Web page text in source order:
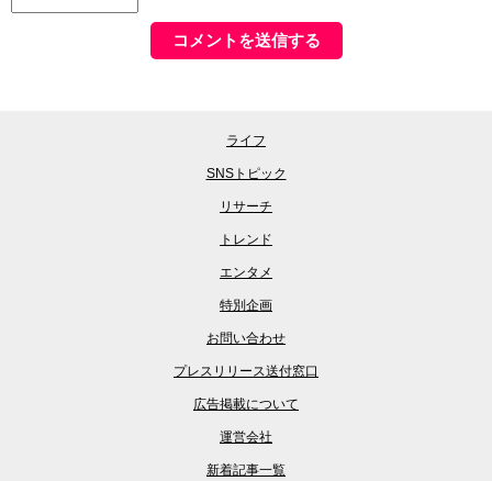
ライフ
SNSトピック
リサーチ
トレンド
エンタメ
特別企画
お問い合わせ
プレスリリース送付窓口
広告掲載について
運営会社
新着記事一覧